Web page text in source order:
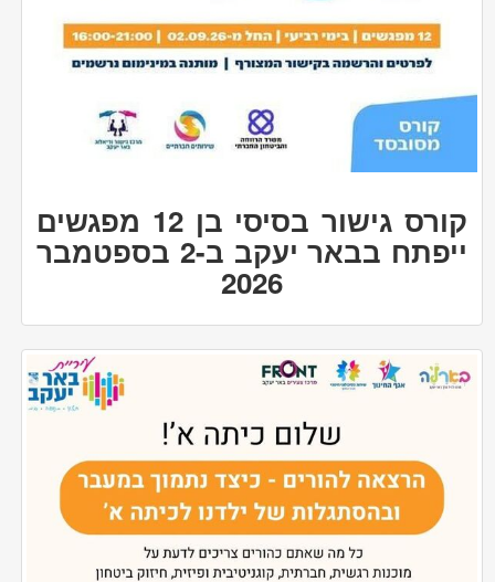
קורס גישור בסיסי בן 12 מפגשים
ייפתח בבאר יעקב ב-2 בספטמבר
2026